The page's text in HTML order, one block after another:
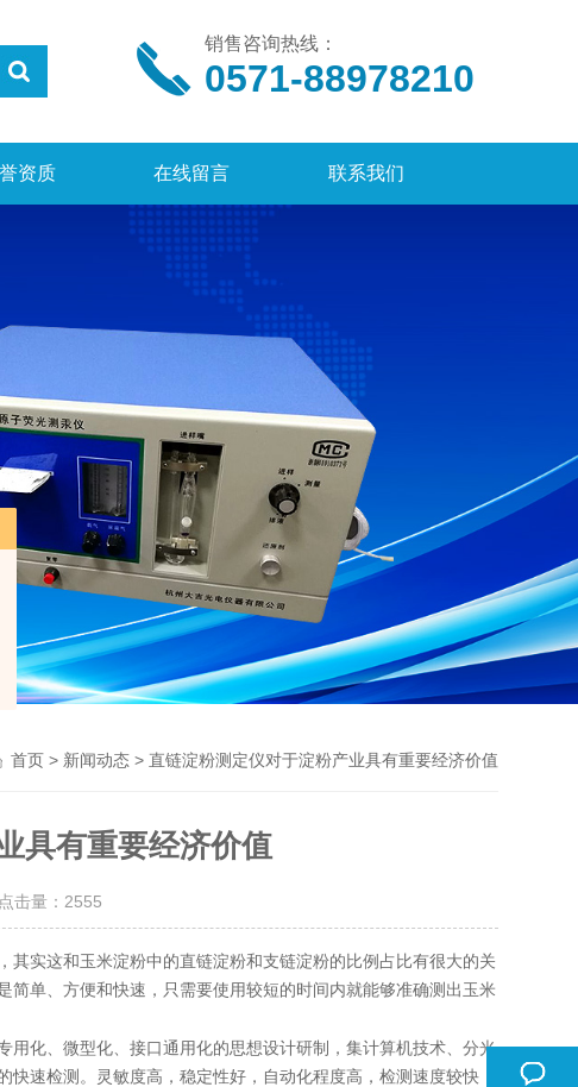
销售咨询热线：
0571-88978210
资质 在线留言 联系我们
首页> 新闻动态> 直链淀粉测定仪对于淀粉产业具有重要经济价值
具有重要经济价值
击量： 2555
实这和玉米淀粉中的直链淀粉和支链淀粉的比例占比有很大的关
简单、方便和快速，只需要使用较短的时间内就能够准确测出玉米
化、微型化、接口通用化的思想设计研制，集计算机技术、分光
速检测。灵敏度高，稳定性好，自动化程度高，检测速度较快，